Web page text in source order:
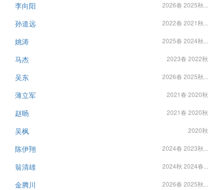
李向阳 2026春 2025秋...
孙道远 2022春 2021秋...
姚涛 2025春 2024秋...
马杰 2023春 2022秋
吴东 2026春 2025秋...
薄立军 2021春 2020秋
赵旸 2021春 2020秋
吴枫 2020秋
陈伊翔 2024春 2023秋...
翁清雄 2024秋 2024春...
金腾川 2026春 2025秋...